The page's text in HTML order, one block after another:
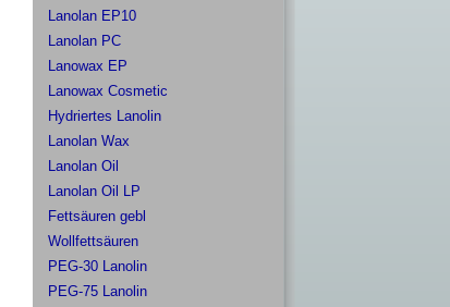
Lanolan EP10
Lanolan PC
Lanowax EP
Lanowax Cosmetic
Hydriertes Lanolin
Lanolan Wax
Lanolan Oil
Lanolan Oil LP
Fettsäuren gebl
Wollfettsäuren
PEG-30 Lanolin
PEG-75 Lanolin